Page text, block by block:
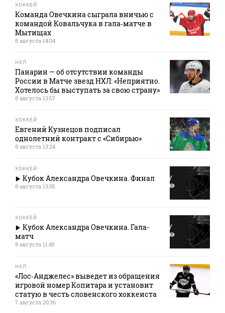
ХОККЕЙ
Команда Овечкина сыграла вничью с
командой Ковальчука в гала‑матче в
Мытищах
8 августа 14:04
НХЛ
Панарин — об отсутствии команды
России в Матче звезд НХЛ: «Неприятно.
Хотелось бы выступать за свою страну»
8 августа 13:57
ХОККЕЙ
Евгений Кузнецов подписал
однолетний контракт с «Сибирью»
8 августа 13:24
ХОККЕЙ
Кубок Александра Овечкина. Финал
8 августа 13:05
ХОККЕЙ
Кубок Александра Овечкина. Гала-
матч
8 августа 11:45
НХЛ
«Лос‑Анджелес» выведет из обращения
игровой номер Копитара и установит
статую в честь словенского хоккеиста
7 августа 20:36